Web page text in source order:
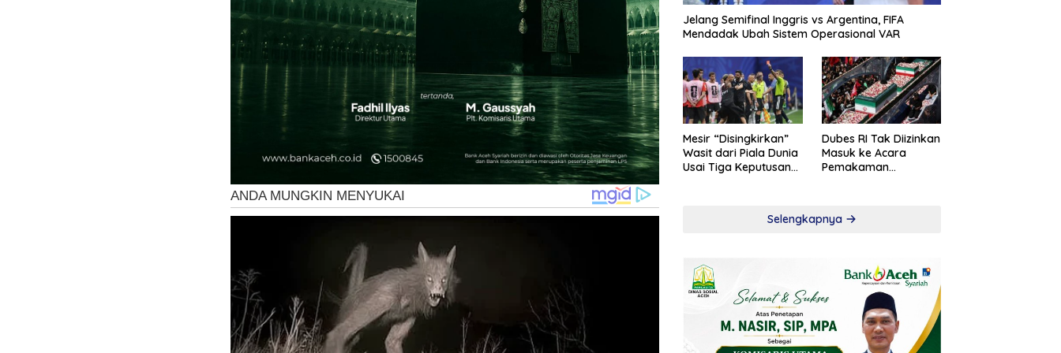
Jelang Semifinal Inggris vs Argentina, FIFA
Mendadak Ubah Sistem Operasional VAR
Mesir “Disingkirkan”
Wasit dari Piala Dunia
Usai Tiga Keputusan
Dubes RI Tak Diizinkan
Masuk ke Acara
Pemakaman
Selengkapnya